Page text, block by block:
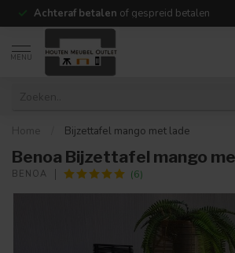
Achteraf betalen of gespreid betalen
MENU
Home Bijzettafel mango met lade
Benoa Bijzettafel mango
BENOA (6)